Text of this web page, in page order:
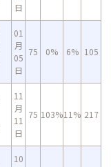
日
01
月
05
日
75 0% 6% 105
11
月
11
日
75 103%11% 217
10